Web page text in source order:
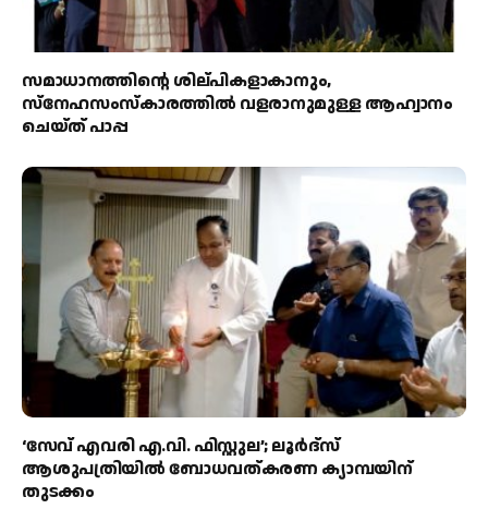
സമാധാനത്തിന്റെ ശില്പികളാകാനും,
സ്നേഹസംസ്കാരത്തിൽ വളരാനുമുള്ള ആഹ്വാനം
ചെയ്ത് പാപ്പ
‘സേവ് എവരി എ.വി. ഫിസ്റ്റുല’; ലൂർദ്‌സ്
ആശുപത്രിയിൽ ബോധവത്കരണ ക്യാമ്പയിന്
തുടക്കം